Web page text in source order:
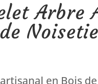
Arbre
en Bois